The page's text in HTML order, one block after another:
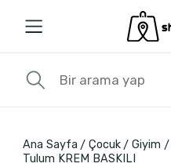
Ana Sayfa Çocuk Giyim
Tulum KREM BASKILI